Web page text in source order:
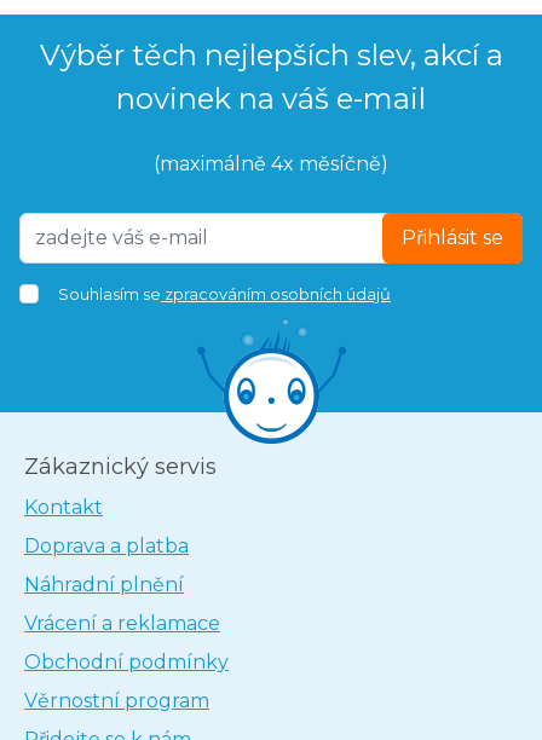
Výběr těch nejlepších slev, akcí a
novinek na váš e-mail
(maximálně 4x měsíčně)
Přihlásit se
Souhlasím se zpracováním osobních údajů
Zákaznický servis
Kontakt
Doprava a platba
Náhradní plnění
Vrácení a reklamace
Obchodní podmínky
Věrnostní program